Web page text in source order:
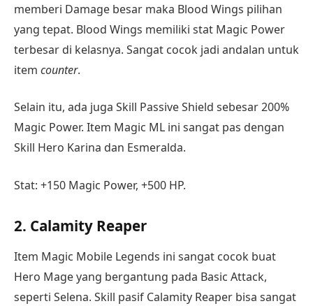
memberi Damage besar maka Blood Wings pilihan
yang tepat. Blood Wings memiliki stat Magic Power
terbesar di kelasnya. Sangat cocok jadi andalan untuk
item counter.
Selain itu, ada juga Skill Passive Shield sebesar 200%
Magic Power. Item Magic ML ini sangat pas dengan
Skill Hero Karina dan Esmeralda.
Stat: +150 Magic Power, +500 HP.
2. Calamity Reaper
Item Magic Mobile Legends ini sangat cocok buat
Hero Mage yang bergantung pada Basic Attack,
seperti Selena. Skill pasif Calamity Reaper bisa sangat